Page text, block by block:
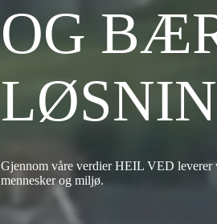
OG
Gjennom våre verdier HEIL VED leverer
mennesker og miljø.